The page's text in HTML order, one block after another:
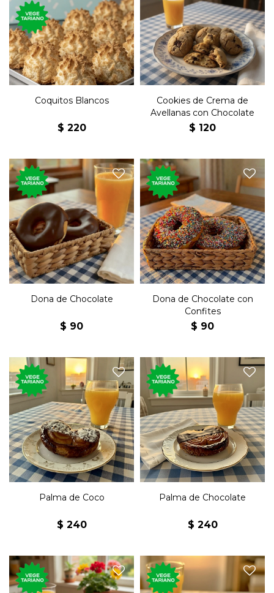
Tres clásicos postres de coco,
clara de huevo y azúcar.
Coquitos Blancos
$ 220
La clásica cookie
estadounidense rellena de
crema de avellanas con
chocolate.
Cookies de Crema de
Avellanas con Chocolate
$ 120
Clásica rosquilla de la
gastronomía
estadounidense cubierta de
chocolate.
Dona de Chocolate
$ 90
Clásica rosquilla de la
gastronomía
estadounidense cubierta de
chocolate y confites.
Dona de Chocolate con
Confites
$ 90
Palma en masa de hojaldre
con jalea y puntas bañadas
de coco.
Palma de Coco
$ 240
Palma en masa de hojaldre
con jalea y puntas bañadas
de chocolate
Palma de Chocolate
$ 240